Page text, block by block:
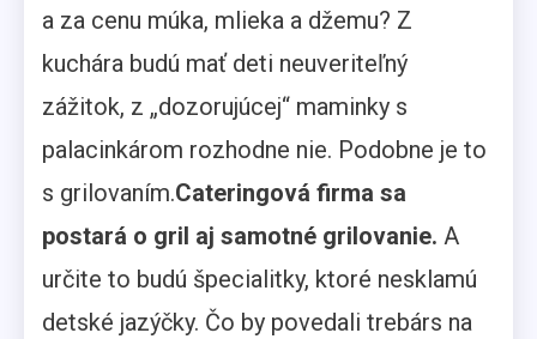
a za cenu múka, mlieka a džemu? Z
kuchára budú mať deti neuveriteľný
zážitok, z „dozorujúcej“ maminky s
palacinkárom rozhodne nie. Podobne je to
s grilovaním.Cateringová firma sa
postará o gril aj samotné grilovanie. A
určite to budú špecialitky, ktoré nesklamú
detské jazýčky. Čo by povedali trebárs na